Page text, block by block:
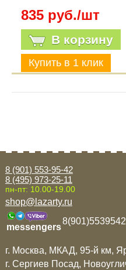
835 руб./шт
В корзину
8 (901) 553-95-42
8 (495) 973-25-11
пн-пт: 10.00-19.00
shop@lazarty.ru
messengers
8(901)5539542
г. Москва, МКАД, 95-й км,
г. Сергиев Посад,